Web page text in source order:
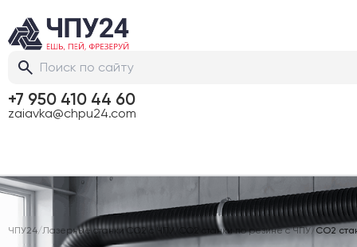
+7 950 410 44 60
zaiavka@chpu24.com
ЧПУ24/Лазерные станки CO2 с ЧПУ CO2 станки по резине с ЧПУ/CO2